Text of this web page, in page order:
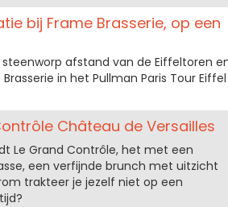
bij Frame Brasserie, op een
afstand van de Eiffeltoren
in het Pullman Paris Tour Eiffel
Château de Versailles
Le Grand Contrôle, het met een
een verfijnde brunch met uitzicht
trakteer je jezelf niet op een